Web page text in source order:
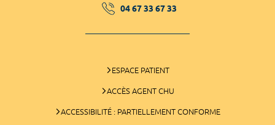
04 67 33 67 33
ESPACE PATIENT
ACCÈS AGENT CHU
ACCESSIBILITÉ : PARTIELLEMENT CONFORME